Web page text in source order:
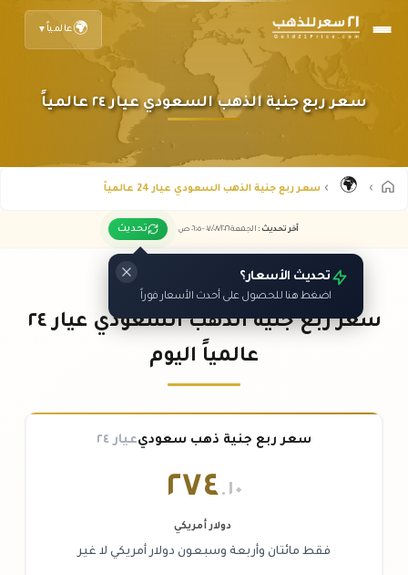
🌍عالمياً ▼
سعر ربع جنية الذهب السعودي عيار ٢٤ عالمياً
🌍 سعر ربع جنية الذهب السعودي عيار 24 عالمياً
آخر تحديث : الجمعة ٠٧ /٠٨/٢٠٢٦ - ٠٦:٠٥ ص تحديث
تحديث الأسعار؟
اضغط هنا للحصول على أحدث الأسعار فوراً
سعر ربع جنية الذهب السعودي عيار ٢٤
عالمياً اليوم
سعر ربع جنية ذهب سعوديعيار ٢٤
٢٧٤.١٠
دولار أمريكي
فقط مائتان وأربعة وسبعون دولار أمريكي لا غير